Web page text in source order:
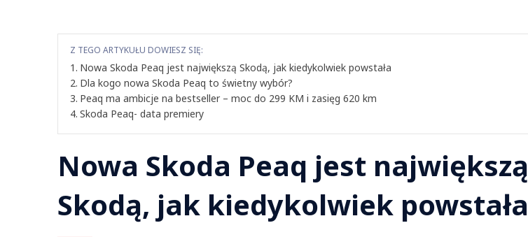
Z TEGO ARTYKUŁU DOWIESZ SIĘ:
Nowa Skoda Peaq jest największą Skodą, jak kiedykolwiek powstała
Dla kogo nowa Skoda Peaq to świetny wybór?
Peaq ma ambicje na bestseller – moc do 299 KM i zasięg 620 km
Skoda Peaq- data premiery
Nowa Skoda Peaq jest największą
Skodą, jak kiedykolwiek powstała